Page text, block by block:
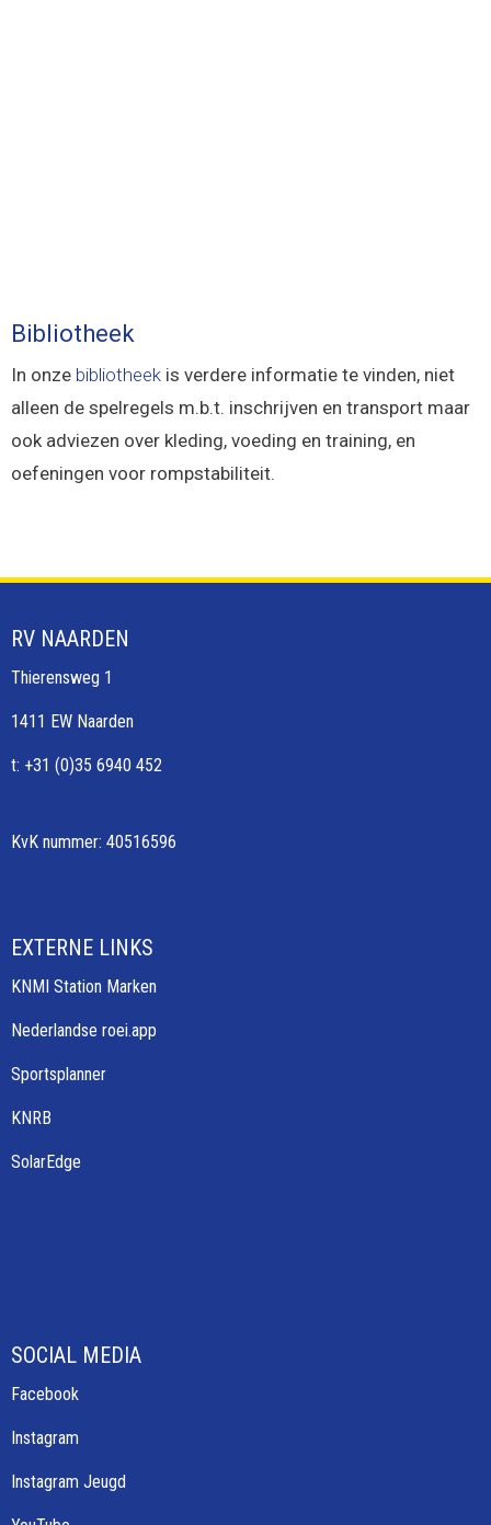
Bibliotheek
In onze bibliotheek is verdere informatie te vinden, niet
alleen de spelregels m.b.t. inschrijven en transport maar
ook adviezen over kleding, voeding en training, en
oefeningen voor rompstabiliteit.
RV NAARDEN
Thierensweg 1
1411 EW Naarden
t: +31 (0)35 6940 452
KvK nummer: 40516596
EXTERNE LINKS
KNMI Station Marken
Nederlandse roei.app
Sportsplanner
KNRB
SolarEdge
SOCIAL MEDIA
Facebook
Instagram
Instagram Jeugd